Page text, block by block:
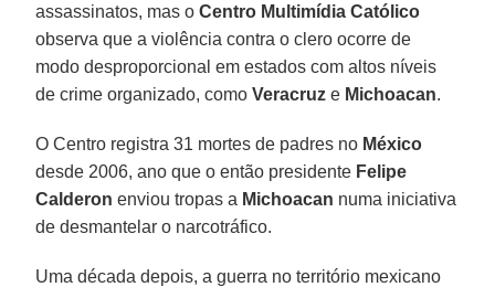
assassinatos, mas oCentro Multimídia Católico
observa que a violência contra o clero ocorre de
modo desproporcional em estados com altos níveis
de crime organizado, comoVeracruz e Michoacan.
O Centro registra 31 mortes de padres no México
desde 2006, ano que o então presidente Felipe
Calderon enviou tropas a Michoacan numa iniciativa
de desmantelar o narcotráfico.
Uma década depois, a guerra no território mexicano